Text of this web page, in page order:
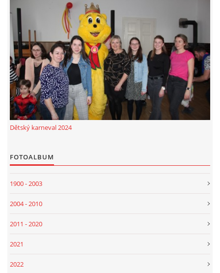
Dětský karneval 2024
FOTOALBUM
1900 - 2003
2004 - 2010
2011 - 2020
2021
2022